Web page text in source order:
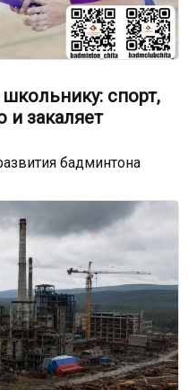
спорт,
и закаляет
бадминтона